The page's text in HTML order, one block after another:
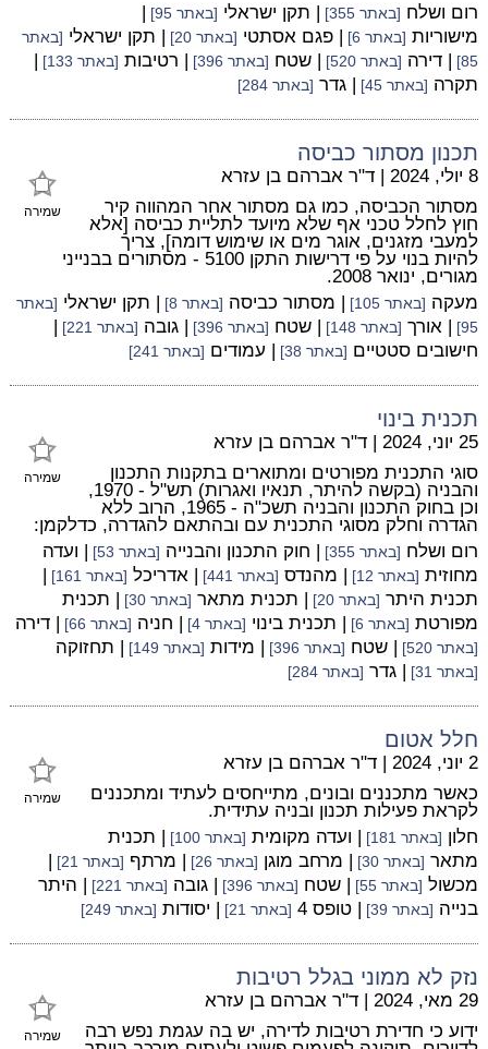
רום ושלח [באתר 355] | תקן ישראלי [באתר 95]
|
מישוריות [באתר 6] | פגם אסתטי [באתר 20] | תקן ישראלי [באתר
85]
| דירה [באתר 520] | שטח [באתר 396] | רטיבות [באתר 133]
|
תקרה [באתר 45] | גדר [באתר 284]
תכנון מסתור כביסה
שמירה
8 יולי, 2024 | ד"ר אברהם בן עזרא
מסתור הכביסה, כמו גם מסתור אחר המהווה קיר
חוץ לחלל טכני אף שלא מיועד לתליית כביסה [אלא
למעבי מזגנים, אוגר מים או שימוש דומה], צריך
להיות בנוי על פי דרישות התקן 5100 - מסתורים בבנייני
מגורים, ינואר 2008.
מעקה [באתר 105] | מסתור כביסה [באתר 8] | תקן ישראלי [באתר
95]
| אורך [באתר 148] | שטח [באתר 396] | גובה [באתר 221]
|
חישובים סטטיים [באתר 38] | עמודים [באתר 241]
תכנית בינוי
שמירה
25 יוני, 2024 | ד"ר אברהם בן עזרא
סוגי התכנית מפורטים ומתוארים בתקנות התכנון
והבניה (בקשה להיתר, תנאיו ואגרות) תש"ל - 1970,
וכן בחוק התכנון והבניה תשכ"ה - 1965, הרוב ללא
הגדרה וחלק מסוגי התכנית עם ובהתאם להגדרה, כדלקמן:
רום ושלח [באתר 355] | חוק התכנון והבנייה [באתר 53]
| ועדה
מחוזית [באתר 12] | מהנדס [באתר 441] | אדריכל [באתר 161]
|
תכנית היתר [באתר 20] | תכנית מתאר [באתר 30]
| תכנית
מפורטת [באתר 6] | תכנית בינוי [באתר 4] | חניה [באתר 66] | דירה
[באתר 520] | שטח [באתר 396] | מידות [באתר 149] | תחזוקה
[באתר 31] | גדר [באתר 284]
חלל אטום
שמירה
2 יוני, 2024 | ד"ר אברהם בן עזרא
כאשר מתכננים ובונים, מתייחסים לעתיד ומתכננים
לקראת פעילות תכנון ובניה עתידית.
חלון [באתר 181] | ועדה מקומית [באתר 100]
| תכנית
מתאר [באתר 30] | מרחב מוגן [באתר 26] | מרתף [באתר 21]
|
מכשול [באתר 55] | שטח [באתר 396] | גובה [באתר 221]
| היתר
בנייה [באתר 39] | טופס 4 [באתר 21] | יסודות [באתר 249]
נזק לא ממוני בגלל רטיבות
שמירה
29 מאי, 2024 | ד"ר אברהם בן עזרא
ידוע כי חדירת רטיבות לדירה, יש בה עגמת נפש רבה